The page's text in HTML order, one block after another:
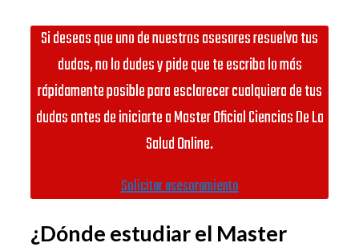
Si deseas que uno de nuestros asesores resuelva tus
dudas, no lo dudes y pide que te escriba lo más
rápidamente posible para esclarecer cualquiera de tus
dudas antes de iniciarte a Master Oficial Ciencias De La
Salud Online.
Solicitar asesoramiento
¿Dónde estudiar el Master